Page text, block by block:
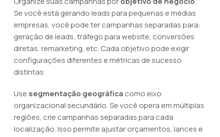
Se você está gerando leads para pequenas e médias
empresas, você pode ter campanhas separadas para:
geração de leads, tráfego para website, conversões
diretas, remarketing, etc. Cada objetivo pode exigir
configurações diferentes e métricas de sucesso
distintas.
Use segmentação geográfica como eixo
organizacional secundário. Se você opera em múltiplas
regiões, crie campanhas separadas para cada
localização. Isso permite ajustar orçamentos, lances e